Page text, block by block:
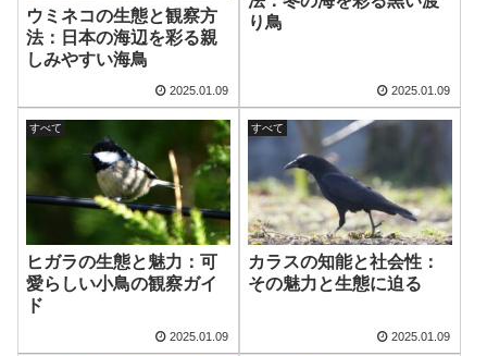
ウミネコの生態と観察方
法：日本の海辺を彩る親
しみやすい海鳥
2025.01.09
り鳥
2025.01.09
すべて
ヒガラの生態と魅力：可
愛らしい小鳥の観察ガイ
ド
2025.01.09
すべて
カラスの知能と社会性：
その魅力と生態に迫る
2025.01.09